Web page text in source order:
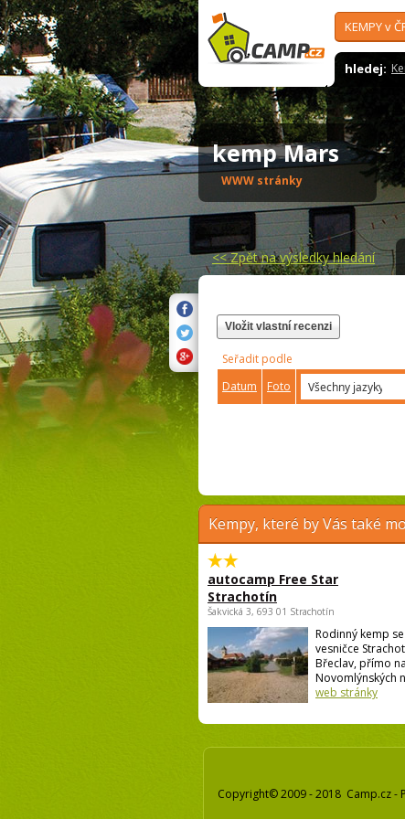
KEMPY v
hledej:
kemp Mars
WWW stránky
<<Zpět na výsledky hledání
Vložit vlastní recenzi
Seřadit podle
Datum
Foto
Kempy, které by Vás také
autocamp Free Star
Strachotín
Šakvická 3, 693 01 Strachotín
Rodinný kemp
vesničce
Břeclav, přímo
Novomlýnských
web stránky
Copyright© 2009 - 2018 Camp.cz -